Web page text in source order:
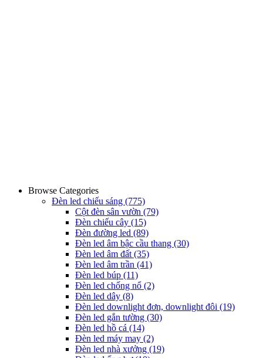
Browse Categories
Đèn led chiếu sáng (775)
Cột đèn sân vườn (79)
Đèn chiếu cây (15)
Đèn đường led (89)
Đèn led âm bậc cầu thang (30)
Đèn led âm đất (35)
Đèn led âm trần (41)
Đèn led búp (11)
Đèn led chống nổ (2)
Đèn led dây (8)
Đèn led downlight đơn, downlight đôi (19)
Đèn led gắn tường (30)
Đèn led hồ cá (14)
Đèn led máy may (2)
Đèn led nhà xưởng (19)